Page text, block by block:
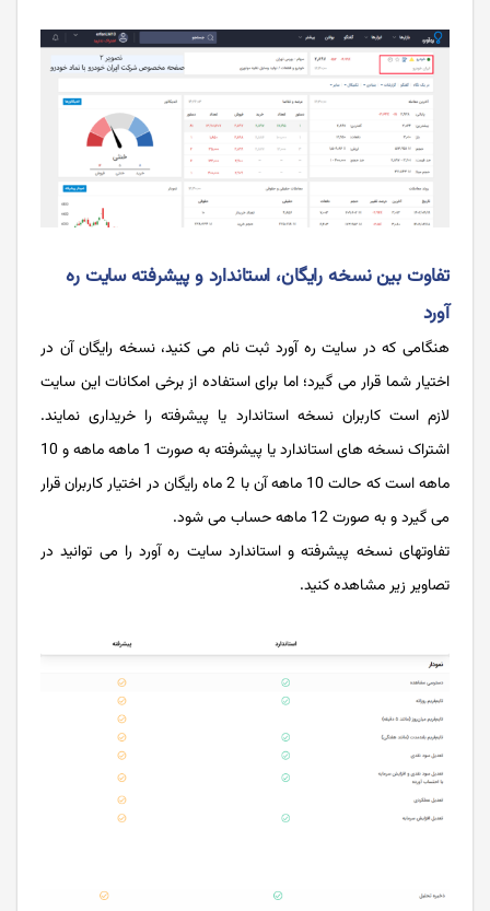
تفاوت بین نسخه رایگان، استاندارد و پیشرفته سایت ره
آورد
هنگامی که در سایت ره آورد ثبت نام می کنید، نسخه رایگان آن در
اختیار شما قرار می گیرد؛ اما برای استفاده از برخی امکانات این سایت
لازم است کاربران نسخه استاندارد یا پیشرفته را خریداری نمایند.
اشتراک نسخه های استاندارد یا پیشرفته به صورت 1 ماهه ماهه و 10
ماهه است که حالت 10 ماهه آن با 2 ماه رایگان در اختیار کاربران قرار
می گیرد و به صورت 12 ماهه حساب می شود.
تفاوتهای نسخه پیشرفته و استاندارد سایت ره آورد را می توانید در
تصاویر زیر مشاهده کنید.